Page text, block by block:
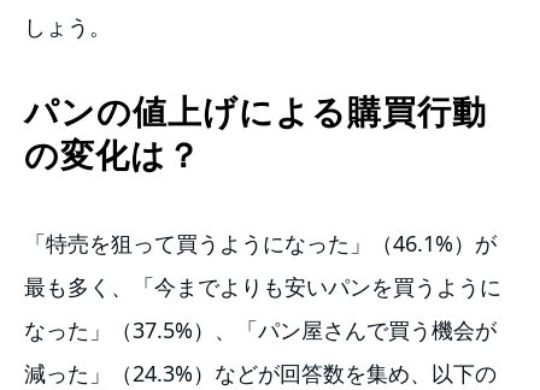
しょう。
パンの値上げによる購買行動
の変化は？
「特売を狙って買うようになった」（46.1%）が
最も多く、「今までよりも安いパンを買うように
なった」（37.5%）、「パン屋さんで買う機会が
減った」（24.3%）などが回答数を集め、以下の